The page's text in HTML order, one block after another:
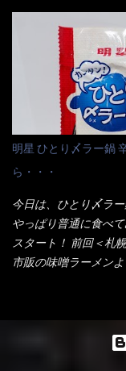
りました～ 熱湯に
ている～ 隣に用意し
へ内容物を全て移す
させる。 箸で麺から
りました。 良い感じ
カップの壁面に残っ
トカップへ。 まずは
打ちで縮れてます。
は、やはり太く平打
は、どちらも柔らか
いのね。 箸で持ち上
蒙古タンメン中本カ
い！ そう湯を吸っ
い。 多分麺は、厚み
てみないといけない
は食べた事あるのよ
品揃えも上じゃん！
うが無いじゃん！ 日
ぇ～ 袋麺と云えば【
に革新的な袋麺が出
品！！ 生麺感覚～と
有名になりTOPに・
がリリース！つまり
しては廉価版のポジ
本品なんか出前一丁
スープが主流でしょ
覚）と云うのが評価
ヨ～ でも熊が＼買っ
た。 それじゃ～食べ
明星 ひとり〆ラー鍋
ら・・・
今日は、ひとり〆ラ
やっぱり普通に食べ
スタート！ 前回＜札
市販の味噌ラーメン
おひとり用鍋の素で
旨みが染み出たスー